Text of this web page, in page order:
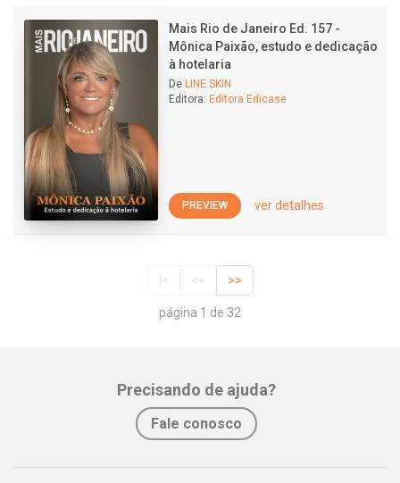
Mais Rio de Janeiro Ed. 157 -
Mônica Paixão, estudo e dedicação
à hotelaria
De LINE SKIN
Editora: Editora Edicase
PREVIEW ver detalhes
|< << >>
página 1 de 32
Precisando de ajuda?
Fale conosco